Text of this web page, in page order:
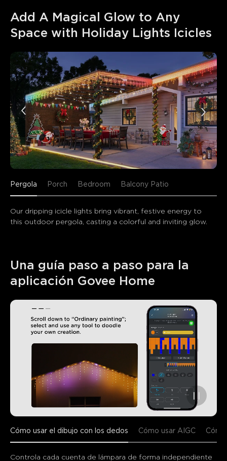
Add A Magical Glow to Any
Pergola Porch Bedroom Balcony Patio
Our dripping icicle lights bring vibrant, festive energy to
this outdoor pergola, casting a colorful and inviting glow.
Una guía paso a paso para la
aplicación Govee Home
Cómo usar el dibujo con los dedos Cómo usar AIGC
Controla cada cuenta de lámpara de forma independiente